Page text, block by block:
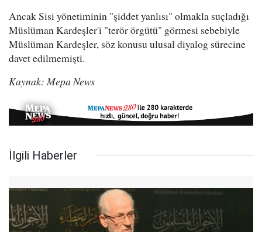
Ancak Sisi yönetiminin "şiddet yanlısı" olmakla suçladığı
Müslüman Kardeşler'i "terör örgütü" görmesi sebebiyle
Müslüman Kardeşler, söz konusu ulusal diyalog sürecine
davet edilmemişti.
Kaynak: Mepa News
İlgili Haberler